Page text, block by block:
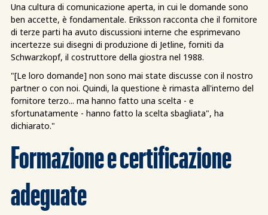
Una cultura di comunicazione aperta, in cui le domande sono
ben accette, è fondamentale. Eriksson racconta che il fornitore
di terze parti ha avuto discussioni interne che esprimevano
incertezze sui disegni di produzione di Jetline, forniti da
Schwarzkopf, il costruttore della giostra nel 1988.
"[Le loro domande] non sono mai state discusse con il nostro
partner o con noi. Quindi, la questione è rimasta all'interno del
fornitore terzo... ma hanno fatto una scelta - e
sfortunatamente - hanno fatto la scelta sbagliata", ha
dichiarato."
Formazione e certificazione
adeguate